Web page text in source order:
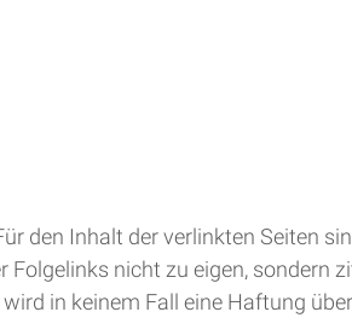
den Inhalt der verlinkten Seiten
nicht zu eigen, sondern
in keinem Fall eine Haftung